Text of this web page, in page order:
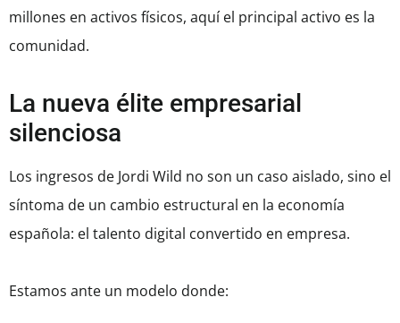
millones en activos físicos, aquí el principal activo es la
comunidad.
La nueva élite empresarial
silenciosa
Los ingresos de Jordi Wild no son un caso aislado, sino el
síntoma de un cambio estructural en la economía
española: el talento digital convertido en empresa.
Estamos ante un modelo donde: